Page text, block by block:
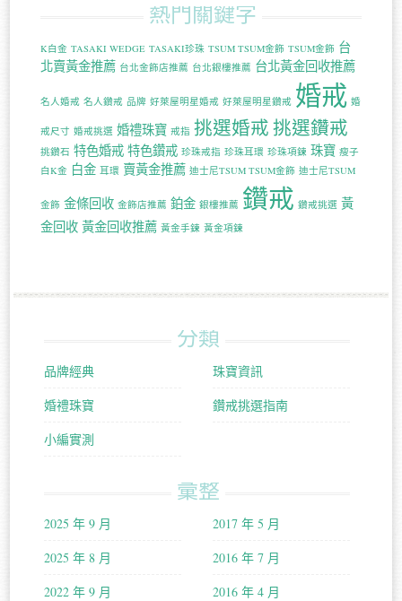
熱門關鍵字
K白金 TASAKI WEDGE TASAKI珍珠 TSUM TSUM金飾 TSUM金飾 台
北賣黃金推薦 台北金飾店推薦 台北銀樓推薦 台北黃金回收推薦
名人婚戒 名人鑽戒 品牌 好萊屋明星婚戒 好萊屋明星鑽戒 婚戒 婚
戒尺寸 婚戒挑選 婚禮珠寶 戒指 挑選婚戒挑選鑽戒
挑鑽石 特色婚戒 特色鑽戒 珍珠戒指 珍珠耳環 珍珠項鍊 珠寶 瘦子
白K金 白金 耳環 賣黃金推薦 迪士尼TSUM TSUM金飾 迪士尼TSUM
金飾 金條回收 金飾店推薦 鉑金 銀樓推薦 鑽戒 鑽戒挑選 黃
金回收 黃金回收推薦 黃金手鍊 黃金項鍊
分類
品牌經典
婚禮珠寶
小編實測
珠寶資訊
鑽戒挑選指南
彙整
2025 年 9 月
2025 年 8 月
2022 年 9 月
2017 年 5 月
2016 年 7 月
2016 年 4 月